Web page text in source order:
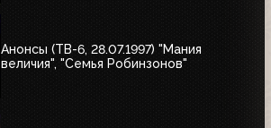
Анонсы (ТВ-6, 28.07.1997) "Мания
величия", "Семья Робинзонов"